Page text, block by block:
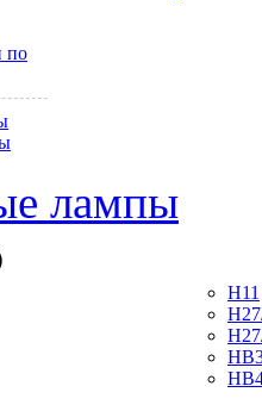
по
лампы
H11